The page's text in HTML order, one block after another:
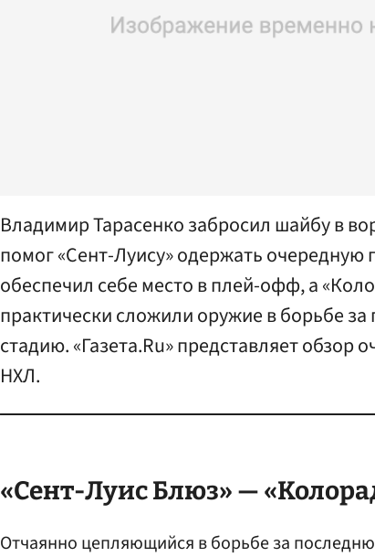
Владимир Тарасенко забросил шайбу в
помог «Сент-Луису» одержать очередную
обеспечил себе место в плей-офф, а
практически сложили оружие в борьбе
стадию. «Газета.Ru» представляет обзор
НХЛ.
«Сент-Луис Блюз» —
Отчаянно цепляющийся в борьбе за